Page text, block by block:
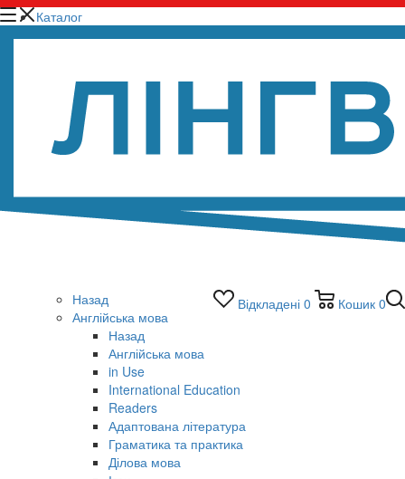
Відкладені 0 Кошик 0
Каталог
Назад
Англійська мова
Назад
Англійська мова
in Use
International Education
Readers
Адаптована література
Граматика та практика
Ділова мова